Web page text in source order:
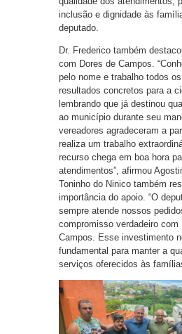
inclusão e dignidade às
deputado.
Dr. Frederico também
com Dores de Campos.
pelo nome e trabalho todos
resultados concretos para a
lembrando que já destinou
ao município durante seu
vereadores agradeceram a
realiza um trabalho
recurso chega em boa hora
atendimentos”, afirmou
Toninho do Ninico também
importância do apoio. “O
sempre atende nossos
compromisso verdadeiro com
Campos. Esse investimento
fundamental para manter a
serviços oferecidos às